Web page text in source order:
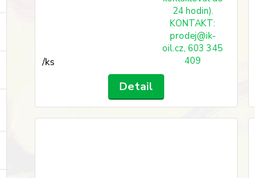
/ks
24 hodin).
KONTAKT:
prodej@ik-
oil.cz, 603 345
409
Detail